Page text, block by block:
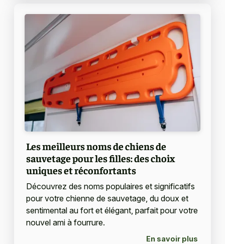
Les meilleurs noms de chiens de
sauvetage pour les filles: des choix
uniques et réconfortants
Découvrez des noms populaires et significatifs
pour votre chienne de sauvetage, du doux et
sentimental au fort et élégant, parfait pour votre
nouvel ami à fourrure.
En savoir plus